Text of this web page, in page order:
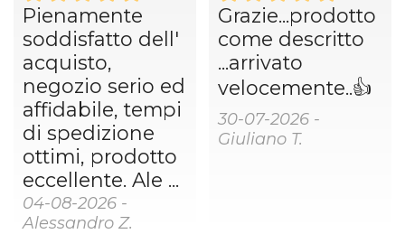
Pienamente
soddisfatto dell'
acquisto,
negozio serio ed
affidabile, tempi
di spedizione
ottimi, prodotto
eccellente. Ale ...
04-08-2026 -
Alessandro Z.
Grazie...prodotto
come descritto
...arrivato
velocemente..👍
30-07-2026 -
Giuliano T.